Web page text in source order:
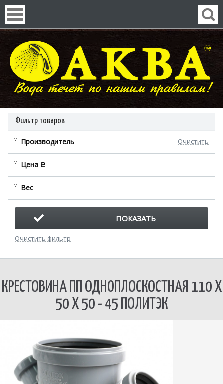
Фильтр товаров
Производитель Очистить
Цена c
Вес
ПОКАЗАТЬ
Очистить фильтр
КРЕСТОВИНА ПП ОДНОПЛОСКОСТНАЯ 110 Х
50 Х 50 - 45 ПОЛИТЭК